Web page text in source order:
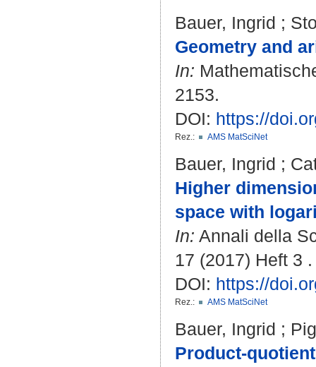
Bauer, Ingrid ;
Geometry and
In:
2153.
DOI: https://
Rez.: AMS MatSciNet
Bauer, Ingrid ;
Higher
space with
In: Annali della
17 (2017) Heft 3
DOI: https://
Rez.: AMS MatSciNet
Bauer, Ingrid ;
Product-